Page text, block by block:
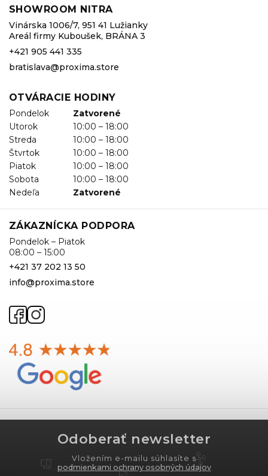
SHOWROOM NITRA
Vinárska 1006/7, 951 41 Lužianky
Areál firmy Kuboušek, BRÁNA 3
+421 905 441 335
bratislava@proxima.store
OTVÁRACIE HODINY
Pondelok
Zatvorené
Utorok
10:00 – 18:00
Streda
10:00 – 18:00
Štvrtok
10:00 – 18:00
Piatok
10:00 – 18:00
Sobota
10:00 – 18:00
Nedeľa
Zatvorené
ZÁKAZNÍCKA PODPORA
Pondelok – Piatok
08:00 – 15:00
+421 37 202 13 50
info@proxima.store
Odoberať newsletter
Vložením e-mailu súhlasíte s
podmienkami ochrany osobných údajov